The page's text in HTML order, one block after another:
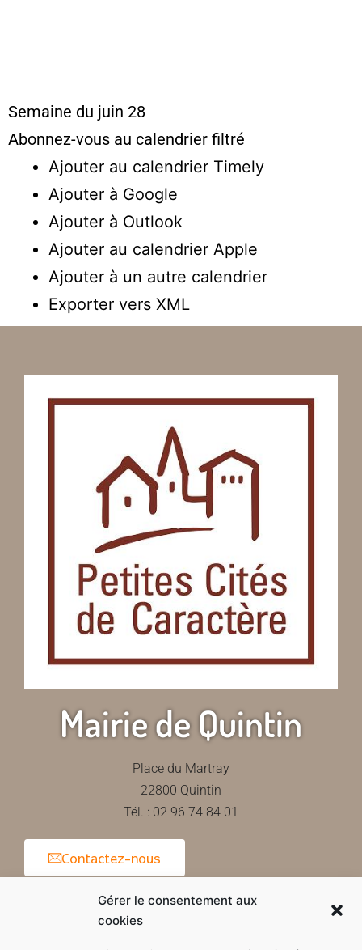
Gérer le consentement aux
cookies
Semaine du juin 28
Abonnez-vous au calendrier filtré
Ajouter au calendrier Timely
Ajouter à Google
Ajouter à Outlook
Ajouter au calendrier Apple
Ajouter à un autre calendrier
Exporter vers XML
Mairie de Quintin
Place du Martray
22800 Quintin
Tél. : 02 96 74 84 01
Contactez-nous